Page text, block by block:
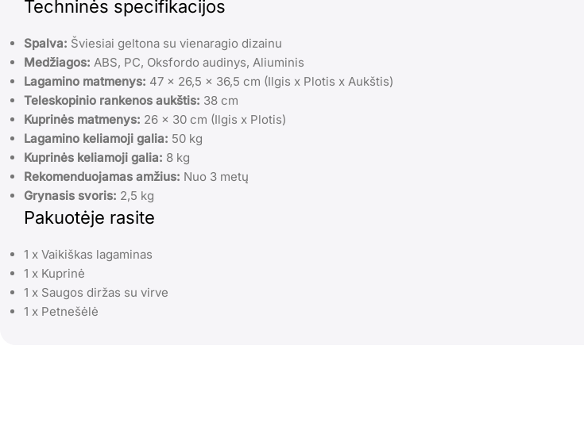
Techninės specifikacijos
Spalva: Šviesiai geltona su vienaragio dizainu
Medžiagos: ABS, PC, Oksfordo audinys, Aliuminis
Lagamino matmenys: 47 x 26,5 x 36,5 cm (Ilgis x Plotis x Aukštis)
Teleskopinio rankenos aukštis: 38 cm
Kuprinės matmenys: 26 x 30 cm (Ilgis x Plotis)
Lagamino keliamoji galia: 50 kg
Kuprinės keliamoji galia: 8 kg
Rekomenduojamas amžius: Nuo 3 metų
Grynasis svoris: 2,5 kg
Pakuotėje rasite
1 x Vaikiškas lagaminas
1 x Kuprinė
1 x Saugos diržas su virve
1 x Petnešėlė